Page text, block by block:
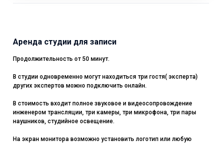
Аренда студии для записи
Продолжительность от 50 минут.
В студии одновременно могут находиться три гостя( эксперта)
других экспертов можно подключить онлайн.
В стоимость входит полное звуковое и видеосопровождение
инженером трансляции, три камеры, три микрофона, три пары
наушников, студийное освещение.
На экран монитора возможно установить логотип или любую